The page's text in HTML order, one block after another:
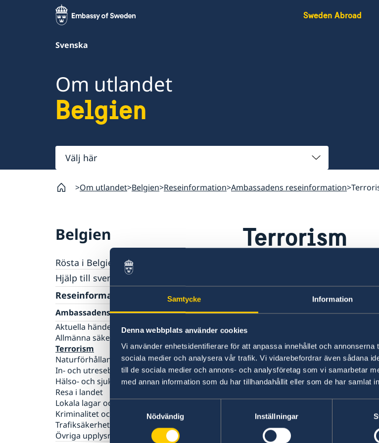
Samtycke Information
Denna webbplats använder cookies
Vi använder enhetsidentifierare för att anpassa innehållet och
sociala medier och analysera vår trafik. Vi vidarebefordrar även sådana
till de sociala medier och annons- och analysföretag som vi samarbetar
med annan information som du har tillhandahållit eller som de har samlat
Samtyckesval
Nödvändig
Inställningar
Sweden Abroad
Svenska
Om utlandet
Belgien
Välj
här
Om utlandet Belgien Reseinformation Ambassadens reseinformation
Belgien
Rösta i Belgien
Hjälp till svenskar i Belgien
Rösta i Belgien
Pass i Belgien
Samordningsnummer
Provisoriskt pass
Födelsebevis, vigselbevis, intyg om civilstånd
Legaliseringar/apostille
Hjälp kring medborgarskap
Bibehålla svenskt medborgarskap
Registrera nyfödd
Arv i internationella situationer
Svenska organisationer och föreningar i
Belgien
Avgifter
Gifta sig i Belgien
Reseinformation
Ambassadens reseinformation
Aktuella händelser
Allmänna säkerhetsläget
Terrorism
Naturförhållanden och katastrofer
In- och utresebestämmelser
Hälso- och sjukvård
Resa i landet
Lokala lagar och sedvänjor
Kriminalitet och personlig säkerhet
Trafiksäkerhet
Övriga upplysningar
Terrorism
Säkerhetsnivån ligger på 3 av
påtagligt och myndigheterna
och/eller lokal polis fatta
Svenska resenärer i Belgien
medvetna om de hot och
omgivning och på det som
platser med stora
byggnader, vid
butikscentra. Man bör hålla
lokala myndigheternas
Senast uppdaterad 15 juli 2026,